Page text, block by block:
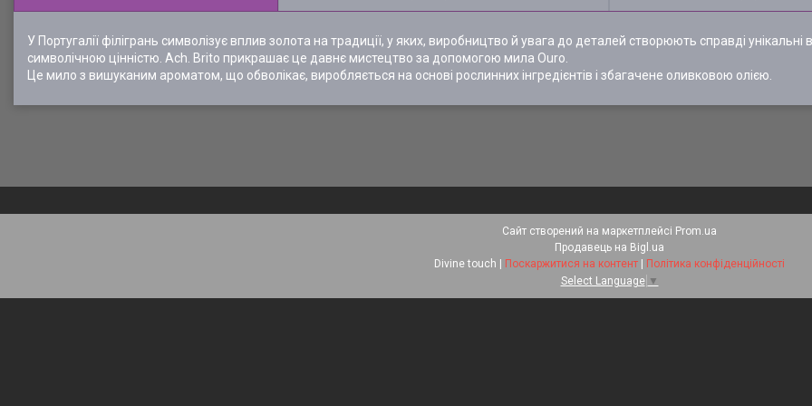
У Португалії філігрань символізує вплив золота на традиції, у яких, виробництво й увага до деталей створюють справді
символічною цінністю. Ach. Brito прикрашає це давнє мистецтво за допомогою мила Ouro.
Це мило з вишуканим ароматом, що обволікає, виробляється на основі рослинних інгредієнтів і збагачене оливковою олією.
Сайт створений на маркетплейсі Prom.ua
Продавець на Bigl.ua
Поскаржитися на контент
Політика конфіденційності
Select Language ▼